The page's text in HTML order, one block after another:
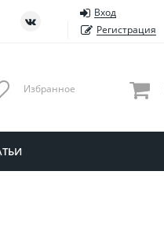
Тюменская область
Ульяновская область
Вход
Регистрация
Избранное